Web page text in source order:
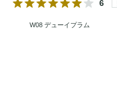
6
W08 デューイプラム